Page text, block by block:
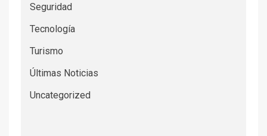
Seguridad
Tecnología
Turismo
Últimas Noticias
Uncategorized